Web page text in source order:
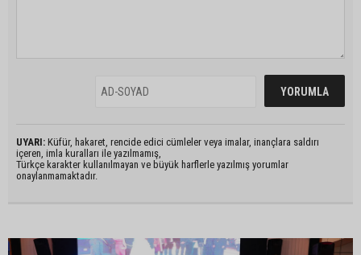
UYARI: Küfür, hakaret, rencide edici cümleler veya imalar, inançlara saldırı
içeren, imla kuralları ile yazılmamış,
Türkçe karakter kullanılmayan ve büyük harflerle yazılmış yorumlar
onaylanmamaktadır.